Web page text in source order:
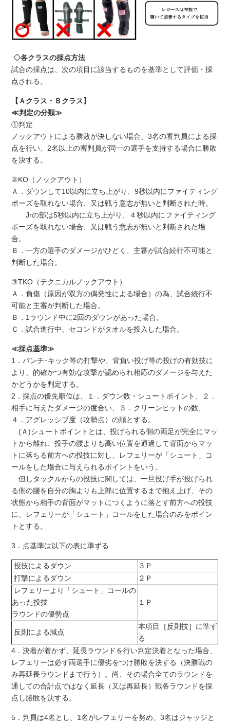
◇各クラスの採点方法
試合の採点は、次の項目に該当するものを基準として評価・採
点される。
【Ａクラス・Ｂクラス】
≪判定の分類≫
①判定
ノックアウトによる勝敗が決しない場合、3名の審判員による採
点を行い、2名以上の審判員が同一の選手を支持する場合に勝敗
を決する。
②KO （ノックアウト）
Ａ．ダウンして10以内に立ち上がり、9秒以内にファイティング
ポーズを取れない場合、又は戦う意志が無いと判断された時。
Jrの部は5秒以内に立ち上がり、４秒以内にファイティング
ポーズを取れない場合、又は戦う意志が無いと判断された場
合。
Ｂ．一方の選手のダメージがひどく、主審が試合続行不可能と
判断した場合。
③TKO（テクニカルノックアウト）
Ａ．負傷（原因が双方の偶発性による場合）の為、試合続行不
可能と主審が判断した場合。
Ｂ．1ラウンド中に2回のダウンがあった場合。
Ｃ．試合進行中、セコンドがタオルを投入した場合。
≪採点基準≫
1．パンチ･キック等の打撃や、背負い投げ等の投げの有効技に
より、的確かつ有効な攻撃が認められ相応のダメージを与えた
かどうかを判定する。
2．採点の優先順位は、
１．ダウン数・シュートポイント
２．
相手に与えたダメージの度合い
３．クリーンヒットの数
４．アグレッシブ度（攻勢点）の順とする。
(Ａ)シュートポイントとは、投げられる側の両足が完全にマッ
トから離れ、投手の腰よりも高い位置を通過して背面からマッ
トに落ちる前方への投技に対し、レフェリーが「シュート」コ
ールをした場合に与えられるポイントをいう。
但しタックルからの投技に関しては、一旦投げ手が投げられ
る側の腰を自分の胸よりも上部に位置するまで抱え上げ、その
状態から相手の背面がマットにつくよ うに落とす前方への投技
に、レフェリーが「シュート」コールをした場合のみをポイン
トとする。
3． 点基準は以下の表に準ずる
投技によるダウン
３Ｐ
打撃によるダウン
２Ｐ
レフェリーより「シュート」コールの
あった投技
ラウンドの優勢点
１Ｐ
反則による減点
本項目［反則技］に準ず
る
4．決着が着かず、延長ラウンドを行い判定決着となった場合、
レフェリーは必ず両選手に優劣をつけ勝敗を決する（決勝戦の
み再延長ラウンドまで行う）。尚、その場合全てのラウンドを
通しての合計点ではなく延長（又は再延長）戦各ラウンドを採
点し勝敗を決する。
5．判員は4名とし、1名がレフェリーを努め、3名はジャッジと